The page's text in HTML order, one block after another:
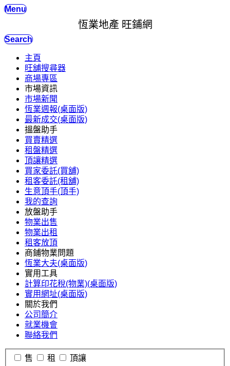
Menu
恆業地產 旺鋪網
Search
主頁
旺舖搜尋器
商場專區
市場資訊
市場新聞
恆業週報(桌面版)
最新成交(桌面版)
搵盤助手
買賣精選
租盤精選
頂讓精選
買家委託(買舖)
租客委託(租舖)
生意頂手(頂手)
我的查詢
放盤助手
物業出售
物業出租
租客放頂
商鋪物業問題
恆業大夫(桌面版)
實用工具
計算印花稅(物業)(桌面版)
實用網址(桌面版)
關於我們
公司簡介
就業機會
聯絡我們
售 租 頂讓